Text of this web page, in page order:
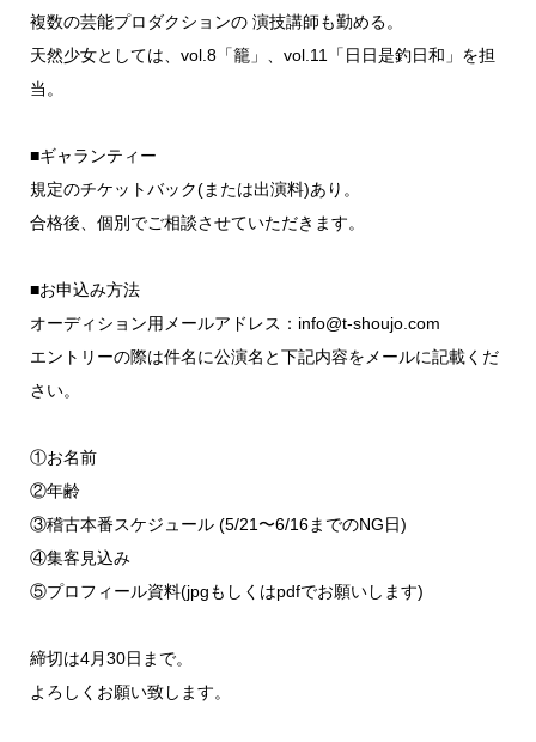
複数の芸能プロダクションの 演技講師も勤める。
天然少女としては、vol.8「籠」、vol.11「日日是釣日和」を担
当。
■ギャランティー
規定のチケットバック(または出演料)あり。
合格後、個別でご相談させていただきます。
■お申込み方法
オーディション用メールアドレス：info@t-shoujo.com
エントリーの際は件名に公演名と下記内容をメールに記載くだ
さい。
①お名前
②年齢
③稽古本番スケジュール (5/21〜6/16までのNG日)
④集客見込み
⑤プロフィール資料(jpgもしくはpdfでお願いします)
締切は4月30日まで。
よろしくお願い致します。